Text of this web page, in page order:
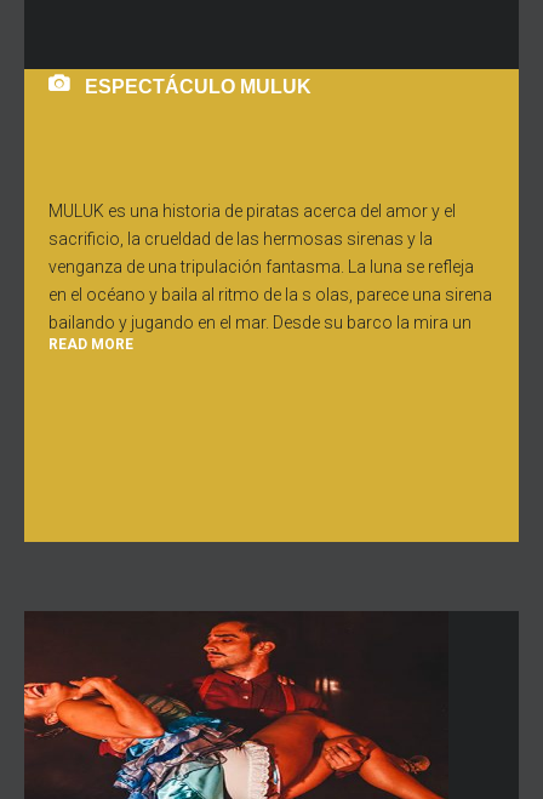
ESPECTÁCULO MULUK
MULUK es una historia de piratas acerca del amor y el
sacrificio, la crueldad de las hermosas sirenas y la
venganza de una tripulación fantasma. La luna se refleja
en el océano y baila al ritmo de la s olas, parece una sirena
bailando y jugando en el mar. Desde su barco la mira un
READ MORE